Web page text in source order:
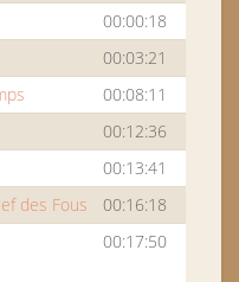
00:00:18
00:03:21
00:08:11
00:12:36
00:13:41
des Fous
00:16:18
00:17:50